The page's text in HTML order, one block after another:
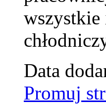
wszystkie
Data
Promuj